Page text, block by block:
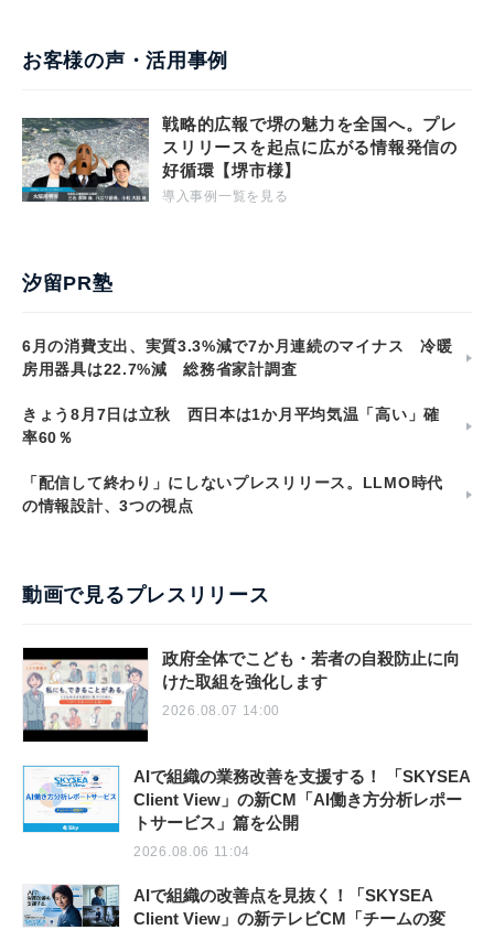
お客様の声・活用事例
戦略的広報で堺の魅力を全国へ。プレ
スリリースを起点に広がる情報発信の
好循環【堺市様】
導入事例一覧を見る
汐留PR塾
6月の消費支出、実質3.3%減で7か月連続のマイナス 冷暖
房用器具は22.7%減 総務省家計調査
きょう8月7日は立秋 西日本は1か月平均気温「高い」確
率60％
「配信して終わり」にしないプレスリリース。LLMO時代
の情報設計、3つの視点
動画で見るプレスリリース
政府全体でこども・若者の自殺防止に向
けた取組を強化します
2026.08.07 14:00
AIで組織の業務改善を支援する！ 「SKYSEA
Client View」の新CM「AI働き方分析レポー
トサービス」篇を公開
2026.08.06 11:04
AIで組織の改善点を見抜く！「SKYSEA
Client View」の新テレビCM「チームの変